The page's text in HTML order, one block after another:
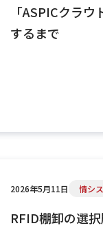
「ASPICクラ
するまで
2026年5月11日 情シ
RFID棚卸の選